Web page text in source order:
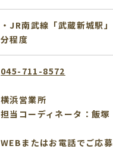
・JR南武線「武蔵新城駅
分程度
045-711-8572
横浜営業所
担当コーディネータ：飯塚
WEBまたはお電話でご応募